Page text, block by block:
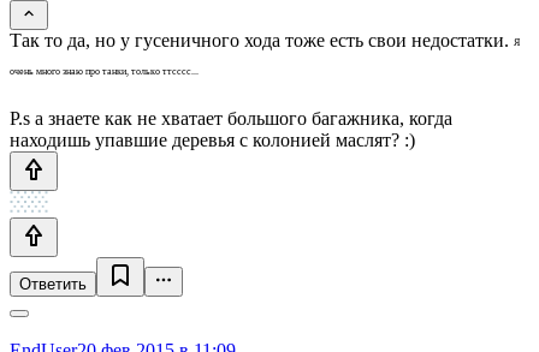
Так то да, но у гусеничного хода тоже есть свои недостатки. Я
очень много знаю про танки, только ттсссс...
P.s а знаете как не хватает большого багажника, когда
находишь упавшие деревья с колонией маслят? :)
Ответить